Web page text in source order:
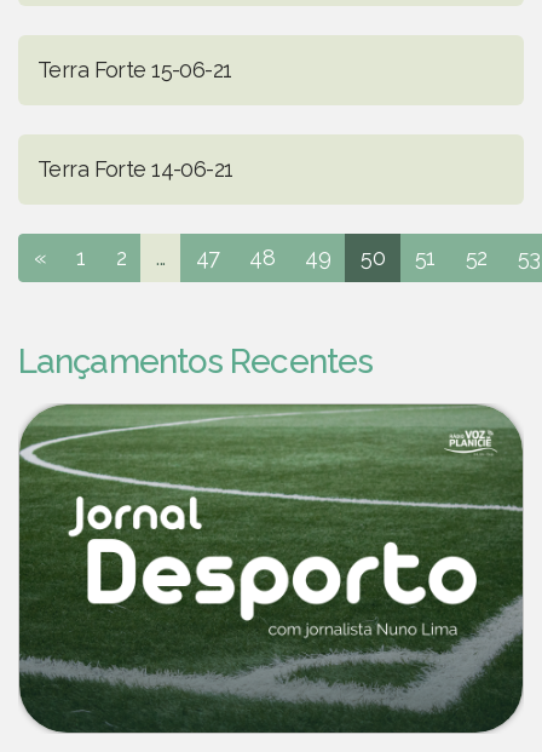
Terra Forte 15-06-21
Terra Forte 14-06-21
« 1 2 ... 47 48 49 50 51 52 53
Lançamentos Recentes